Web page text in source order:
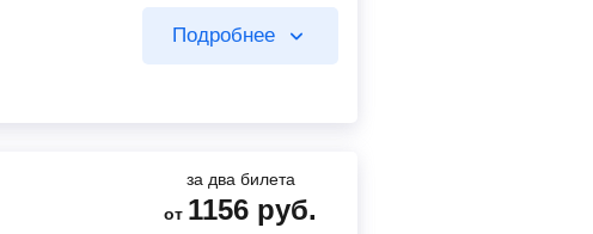
492 руб.
Подробнее
за два билета
от 1156 руб.